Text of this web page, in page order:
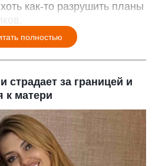
как-то разрушить планы
полностью
страдает за границей и
к матери